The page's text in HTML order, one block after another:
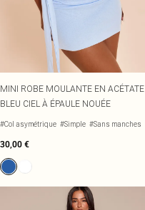
MINI ROBE MOULANTE EN ACÉTATE
BLEU CIEL À ÉPAULE NOUÉE
#Col asymétrique #Simple #Sans manches
30,00 €